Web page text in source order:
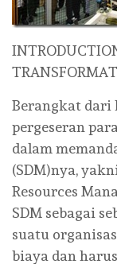
Berangkat dari
pergeseran
dalam
(SDM)nya,
Resources
SDM sebagai
suatu
biaya dan